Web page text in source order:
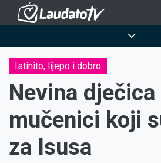
Skoči
sadržaj
Istinito, lijepo i dobro
Nevina dječica
mučenici koji
za Isusa